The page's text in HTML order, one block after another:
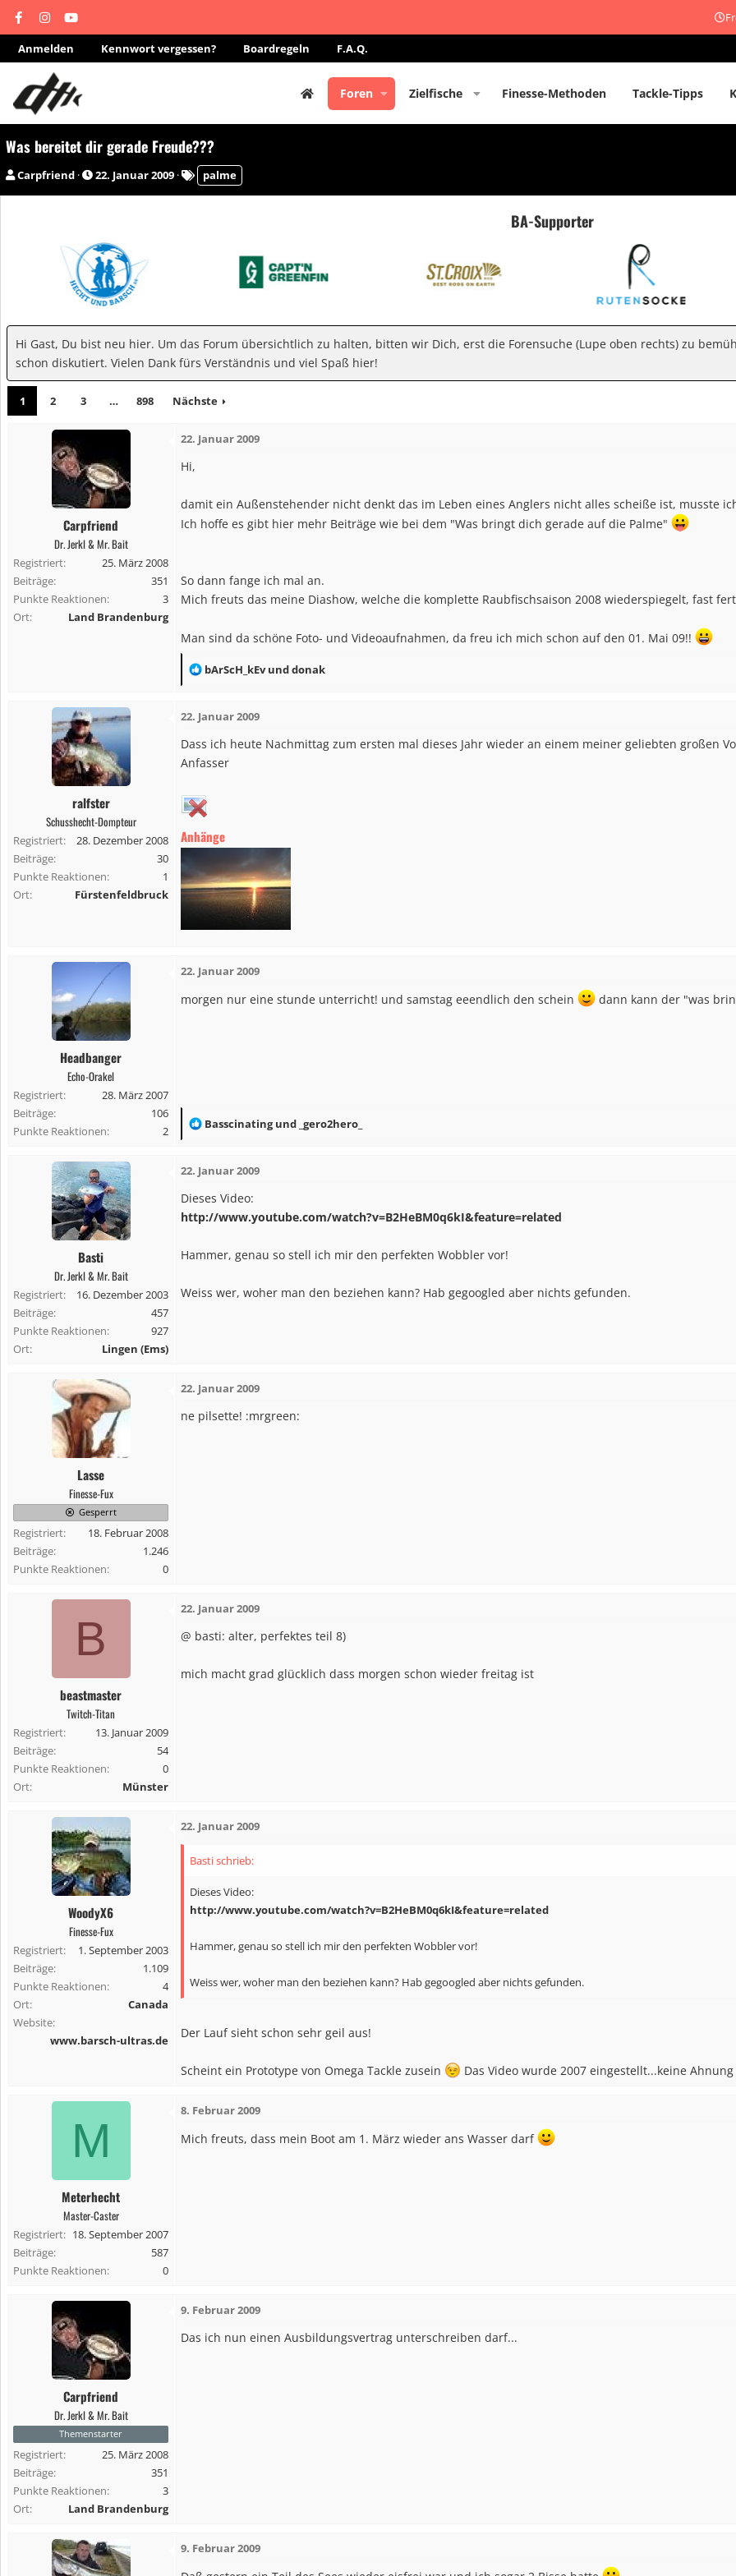
Anmelden Kennwort vergessen? Boardregeln F.A.Q.
Foren Zielfische Finesse-Methoden Tackle-Tipps
Was bereitet dir gerade Freude???
E
Carpfriend
E
e
l
l
t
22. Januar 2009
S palme
BA-Supporter
Hi Gast, Du bist neu hier. Um das Forum übersichtlich zu halten, bitten wir Dich, erst die Forensuche (Lupe oben rechts) zu
schon diskutiert. Vielen Dank fürs Verständnis und viel Spaß hier!
1 2 3 … 898 Nächste
Carpfriend
Dr. Jerkl & Mr. Bait
Registriert
25. März 2008
Beiträge
351
Punkte Reaktionen
3
Ort
Land Brandenburg
22. Januar 2009
Hi,
damit ein Außenstehender nicht denkt das im Leben eines Anglers nicht alles scheiße ist, musste
Ich hoffe es gibt hier mehr Beiträge wie bei dem "Was bringt dich gerade auf die Palme"
So dann fange ich mal an.
Mich freuts das meine Diashow, welche die komplette Raubfischsaison 2008 wiederspiegelt, fast
Man sind da schöne Foto- und Videoaufnahmen, da freu ich mich schon auf den 01. Mai 09!!
R
k
t
i
n
e
n
:
bArScH_kEvunddonak
ralfster
Schusshecht-Dompteur
Registriert
28. Dezember 2008
Beiträge
30
Punkte Reaktionen
1
Ort
Fürstenfeldbruck
22. Januar 2009
Dass ich heute Nachmittag zum ersten mal dieses Jahr wieder an einem meiner geliebten großen
Anfasser
Anhänge
Headbanger
Echo-Orakel
Registriert
28. März 2007
Beiträge
106
Punkte Reaktionen
2
22. Januar 2009
morgen nur eine stunde unterricht! und samstag eeendlich den schein dann kann der "was
R
k
t
i
n
Basscinatingund _gero2hero_
Basti
Dr. Jerkl & Mr. Bait
Registriert
16. Dezember 2003
Beiträge
457
Punkte Reaktionen
927
Ort
Lingen (Ems)
22. Januar 2009
Dieses Video:
http://www.youtube.com/watch?v=B2HeBM0q6kI&feature=related
Hammer, genau so stell ich mir den perfekten Wobbler vor!
Weiss wer, woher man den beziehen kann? Hab gegoogled aber nichts gefunden.
Lasse
Finesse-Fux
Gesperrt
Registriert
18. Februar 2008
Beiträge
1.246
Punkte Reaktionen
0
22. Januar 2009
ne pilsette! :mrgreen:
B
beastmaster
Twitch-Titan
Registriert
13. Januar 2009
Beiträge
54
Punkte Reaktionen
0
Ort
Münster
22. Januar 2009
@ basti: alter, perfektes teil 8)
mich macht grad glücklich dass morgen schon wieder freitag ist
WoodyX6
Finesse-Fux
Registriert
1. September 2003
Beiträge
1.109
Punkte Reaktionen
4
Ort
Canada
Website
www.barsch-ultras.de
22. Januar 2009
Basti schrieb:
Dieses Video:
http://www.youtube.com/watch?v=B2HeBM0q6kI&feature=related
Hammer, genau so stell ich mir den perfekten Wobbler vor!
Weiss wer, woher man den beziehen kann? Hab gegoogled aber nichts gefunden.
Der Lauf sieht schon sehr geil aus!
Scheint ein Prototype von Omega Tackle zusein Das Video wurde 2007 eingestellt...keine
M
Meterhecht
Master-Caster
Registriert
18. September 2007
Beiträge
587
Punkte Reaktionen
0
8. Februar 2009
Mich freuts, dass mein Boot am 1. März wieder ans Wasser darf
Carpfriend
Dr. Jerkl & Mr. Bait
Themenstarter
Registriert
25. März 2008
Beiträge
351
Punkte Reaktionen
3
Ort
Land Brandenburg
9. Februar 2009
Das ich nun einen Ausbildungsvertrag unterschreiben darf...
9. Februar 2009